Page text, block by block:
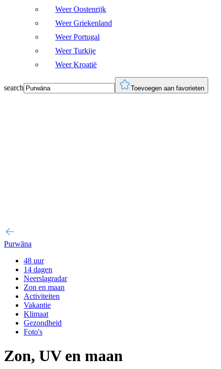
Weer Oostenrijk
Weer Griekenland
Weer Portugal
Weer Turkije
Weer Kroatië
search Toevoegen aan favorieten
Purwāna
48 uur
14 dagen
Neerslagradar
Zon en maan
Activiteiten
Vakantie
Klimaat
Gezondheid
Foto's
Zon, UV en maan